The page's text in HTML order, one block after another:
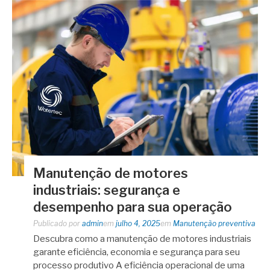
Manutenção de motores
industriais: segurança e
desempenho para sua operação
Publicado por adminem julho 4, 2025em Manutenção preventiva
Descubra como a manutenção de motores industriais
garante eficiência, economia e segurança para seu
processo produtivo A eficiência operacional de uma